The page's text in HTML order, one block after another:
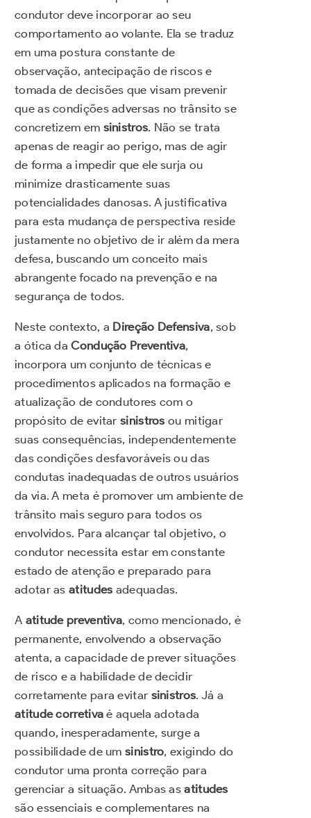
condutor deve incorporar ao seu
comportamento ao volante. Ela se traduz
em uma postura constante de
observação, antecipação de riscos e
tomada de decisões que visam prevenir
que as condições adversas no trânsito se
concretizem em sinistros. Não se trata
apenas de reagir ao perigo, mas de agir
de forma a impedir que ele surja ou
minimize drasticamente suas
potencialidades danosas. A justificativa
para esta mudança de perspectiva reside
justamente no objetivo de ir além da mera
defesa, buscando um conceito mais
abrangente focado na prevenção e na
segurança de todos.
Neste contexto, a Direção Defensiva, sob
a ótica daCondução Preventiva,
incorpora um conjunto de técnicas e
procedimentos aplicados na formação e
atualização de condutores com o
propósito de evitarsinistros ou mitigar
suas consequências, independentemente
das condições desfavoráveis ou das
condutas inadequadas de outros usuários
da via. A meta é promover um ambiente de
trânsito mais seguro para todos os
envolvidos. Para alcançar tal objetivo, o
condutor necessita estar em constante
estado de atenção e preparado para
adotar asatitudes adequadas.
A atitude preventiva, como mencionado, é
permanente, envolvendo a observação
atenta, a capacidade de prever situações
de risco e a habilidade de decidir
corretamente para evitar sinistros. Já a
atitude corretiva é aquela adotada
quando, inesperadamente, surge a
possibilidade de umsinistro, exigindo do
condutor uma pronta correção para
gerenciar a situação. Ambas asatitudes
são essenciais e complementares na